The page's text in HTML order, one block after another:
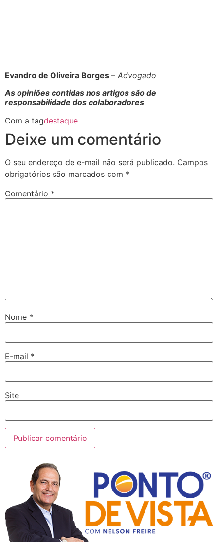
Evandro de Oliveira Borges – Advogado
As opiniões contidas nos artigos são de
responsabilidade dos colaboradores
Com a tagdestaque
Deixe um comentário
O seu endereço de e-mail não será publicado. Campos
obrigatórios são marcados com *
Comentário *
Nome *
E-mail *
Site